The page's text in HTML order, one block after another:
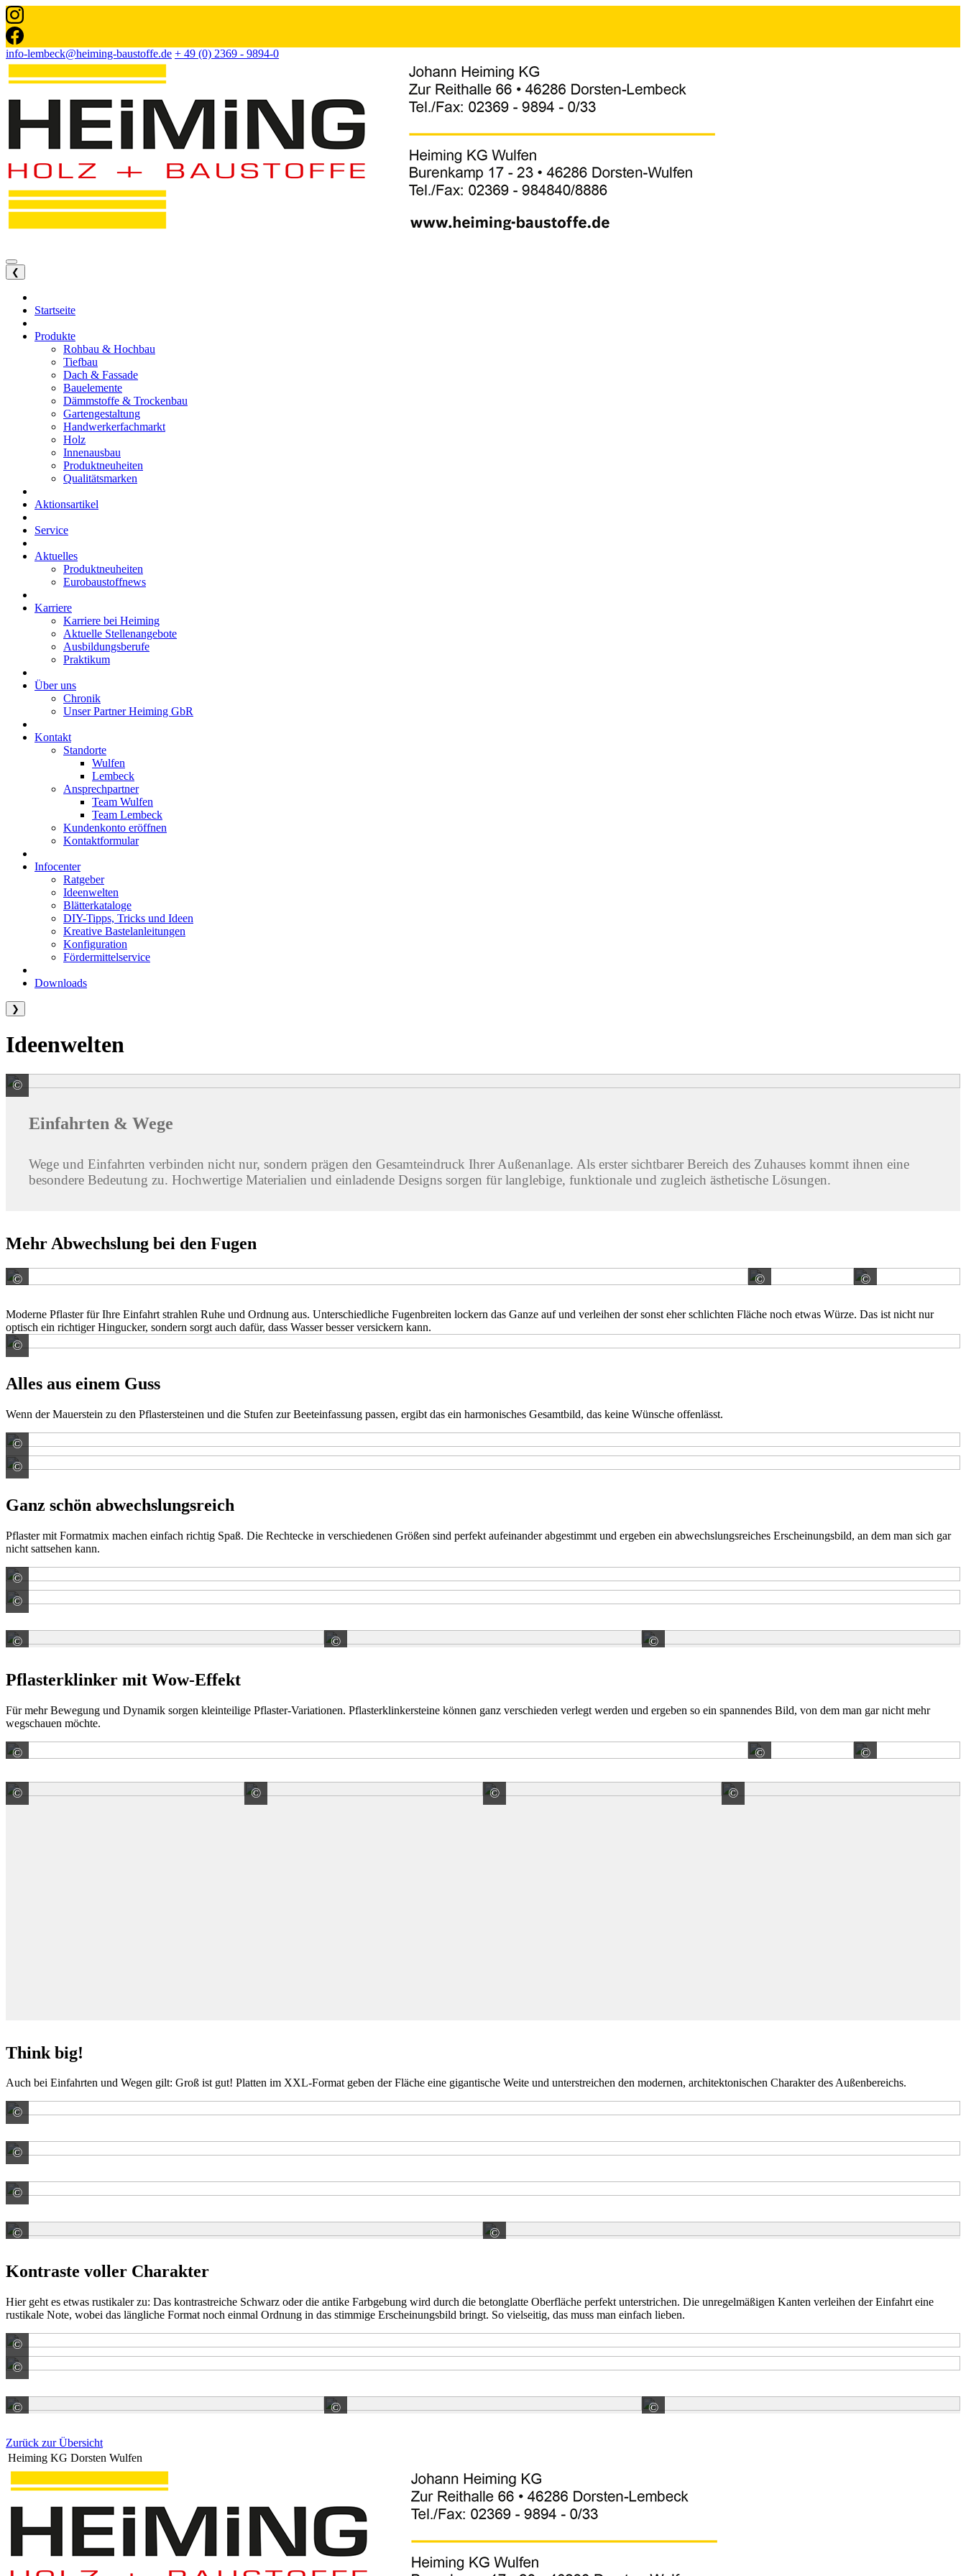
info-lembeck@heiming-baustoffe.de + 49 (0) 2369 - 9894-0
❮
Startseite
Produkte
Rohbau & Hochbau
Tiefbau
Dach & Fassade
Bauelemente
Dämmstoffe & Trockenbau
Gartengestaltung
Handwerkerfachmarkt
Holz
Innenausbau
Produktneuheiten
Qualitätsmarken
Aktionsartikel
Service
Aktuelles
Produktneuheiten
Eurobaustoffnews
Karriere
Karriere bei Heiming
Aktuelle Stellenangebote
Ausbildungsberufe
Praktikum
Über uns
Chronik
Unser Partner Heiming GbR
Kontakt
Standorte
Wulfen
Lembeck
Ansprechpartner
Team Wulfen
Team Lembeck
Kundenkonto eröffnen
Kontaktformular
Infocenter
Ratgeber
Ideenwelten
Blätterkataloge
DIY-Tipps, Tricks und Ideen
Kreative Bastelanleitungen
Konfiguration
Fördermittelservice
Downloads
❯
Ideenwelten
© F. C. Nüdling Betonelemente GmbH u. Co. KG
Einfahrten & Wege
Wege und Einfahrten verbinden nicht nur, sondern prägen den Gesamteindruck Ihrer Außenanlage. Als erster sichtbarer Bereich des Zuhauses kommt ihnen eine
besondere Bedeutung zu. Hochwertige Materialien und einladende Designs sorgen für langlebige, funktionale und zugleich ästhetische Lösungen.
Mehr Abwechslung bei den Fugen
© © ©
© EHL AG
Moderne Pflaster für Ihre Einfahrt strahlen Ruhe und Ordnung aus. Unterschiedliche Fugenbreiten lockern das Ganze auf und verleihen der sonst eher schlichten Fläche noch etwas Würze. Das ist nicht nur
optisch ein richtiger Hingucker, sondern sorgt auch dafür, dass Wasser besser versickern kann.
Alles aus einem Guss
Wenn der Mauerstein zu den Pflastersteinen und die Stufen zur Beeteinfassung passen, ergibt das ein harmonisches Gesamtbild, das keine Wünsche offenlässt.
© Rinn Beton- und Naturstein GmbH & Co. KG
© Rinn Beton- und Naturstein GmbH & Co. KG
Ganz schön abwechslungsreich
Pflaster mit Formatmix machen einfach richtig Spaß. Die Rechtecke in verschiedenen Größen sind perfekt aufeinander abgestimmt und ergeben ein abwechslungsreiches Erscheinungsbild, an dem man sich gar
nicht sattsehen kann.
© EHL AG
© EHL AG
© EHL AG © EHL AG © EHL AG
Pflasterklinker mit Wow-Effekt
Für mehr Bewegung und Dynamik sorgen kleinteilige Pflaster-Variationen. Pflasterklinkersteine können ganz verschieden verlegt werden und ergeben so ein spannendes Bild, von dem man gar nicht mehr
wegschauen möchte.
© © Wienerberger GmbH
©
© Wienerberger GmbH © Wienerberger GmbH © Wienerberger GmbH © Wienerberger GmbH
Think big!
Auch bei Einfahrten und Wegen gilt: Groß ist gut! Platten im XXL-Format geben der Fläche eine gigantische Weite und unterstreichen den modernen, architektonischen Charakter des Außenbereichs.
© KANN GmbH Baustoffwerke
© Marazzi S.r.l. a socio unico Sede Legale
© Klinker + Naturstein-Kontor Emsland GmbH & Co. KG
© Klinker + Naturstein-Kontor Emsland GmbH & Co. KG © Klinker + Naturstein-Kontor Emsland GmbH & Co. KG
Kontraste voller Charakter
Hier geht es etwas rustikaler zu: Das kontrastreiche Schwarz oder die antike Farbgebung wird durch die betonglatte Oberfläche perfekt unterstrichen. Die unregelmäßigen Kanten verleihen der Einfahrt eine
rustikale Note, wobei das längliche Format noch einmal Ordnung in das stimmige Erscheinungsbild bringt. So vielseitig, das muss man einfach lieben.
© KANN GmbH Baustoffwerke
© KANN GmbH Baustoffwerke
© KANN GmbH Baustoffwerke © KANN GmbH Baustoffwerke © KANN GmbH Baustoffwerke
Zurück zur Übersicht
Heiming KG Dorsten Wulfen